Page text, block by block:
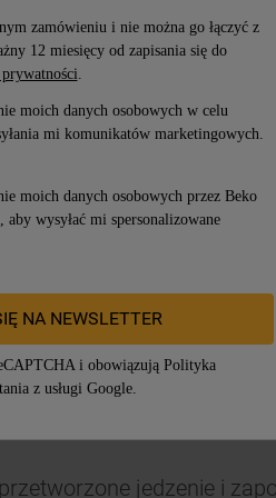
wpływa na nasz
się swojej
o tej samej porze.
i uczyć się w sypialni. To
i dobrym
alkohol, urządzenia
w niej porządek,
wolnej od alergenów i
odpoczynku.
mieć więcej energii,
jedzenie i
zamówieniu i nie można go łączyć z
12 miesięcy od zapisania się do
.
moich danych osobowych w celu
mi komunikatów marketingowych.
moich danych osobowych przez Beko
wysyłać mi spersonalizowane
NA NEWSLETTER
i obowiązują Polityka
z usługiGoogle.